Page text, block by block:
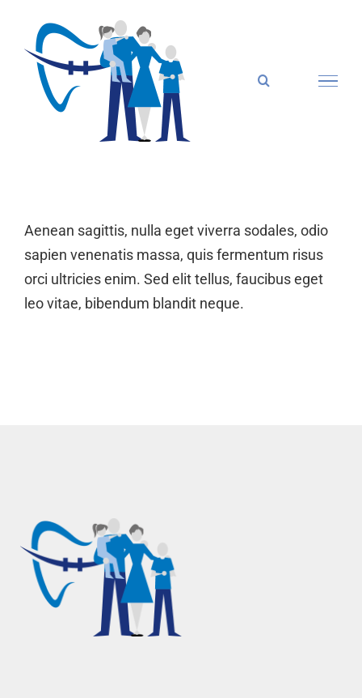
springen
Aenean sagittis, nulla eget viverra sodales, odio
sapien venenatis massa, quis fermentum risus
orci ultricies enim. Sed elit tellus, faucibus eget
leo vitae, bibendum blandit neque.